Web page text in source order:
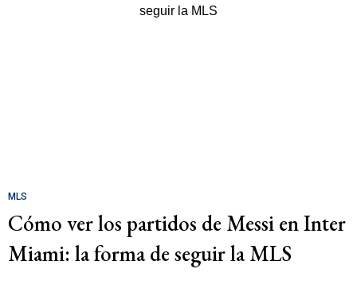
MLS
Cómo ver los partidos de Messi en Inter
Miami: la forma de seguir la MLS